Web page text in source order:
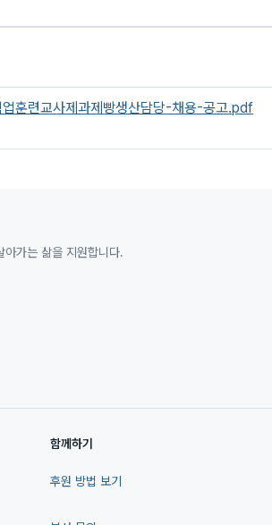
련교사제과제빵생산담당-채용-공고.pdf
가는 삶을 지원합니다.
함께하기
후원 방법 보기